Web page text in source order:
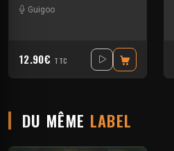
Guigoo
12.90€ TTC
DU MÊME LABEL